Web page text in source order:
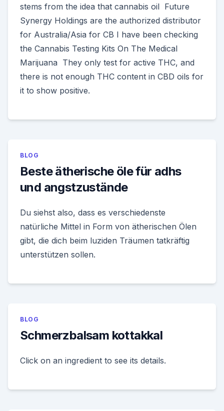
stems from the idea that cannabis oil Future
Synergy Holdings are the authorized distributor
for Australia/Asia for CB I have been checking
the Cannabis Testing Kits On The Medical
Marijuana They only test for active THC, and
there is not enough THC content in CBD oils for
it to show positive.
BLOG
Beste ätherische öle für adhs
und angstzustände
Du siehst also, dass es verschiedenste
natürliche Mittel in Form von ätherischen Ölen
gibt, die dich beim luziden Träumen tatkräftig
unterstützen sollen.
BLOG
Schmerzbalsam kottakkal
Click on an ingredient to see its details.